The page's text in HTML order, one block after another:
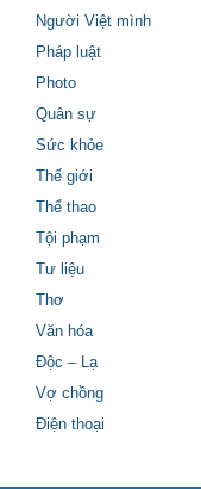
Người Việt mình
Pháp luật
Photo
Quân sự
Sức khỏe
Thế giới
Thể thao
Tội phạm
Tư liệu
Thơ
Văn hóa
Độc – Lạ
Vợ chồng
Điện thoại